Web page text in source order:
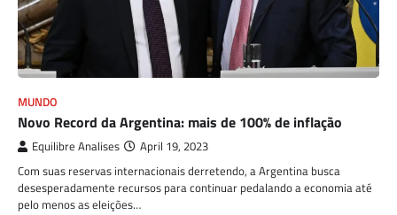
MUNDO
Novo Record da Argentina: mais de 100% de inflação
Equilibre Analises April 19, 2023
Com suas reservas internacionais derretendo, a Argentina busca
desesperadamente recursos para continuar pedalando a economia até
pelo menos as eleições…